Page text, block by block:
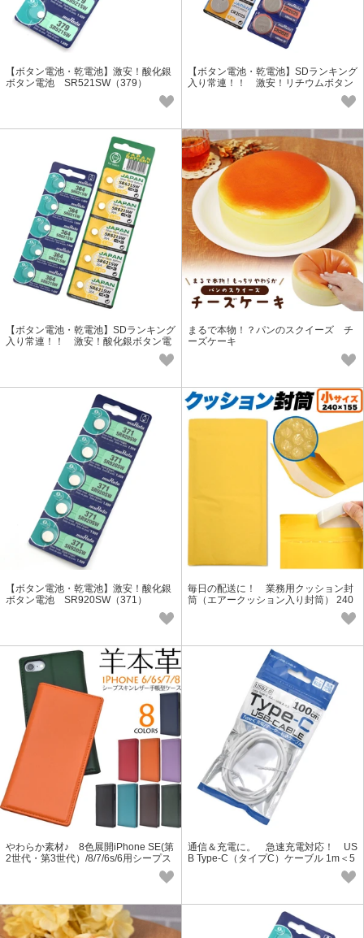
【ボタン電池・乾電池】激安！酸化銀
ボタン電池 SR521SW（379）
【ボタン電池・乾電池】SDランキング
入り常連！！ 激安！リチウムボタン
【ボタン電池・乾電池】SDランキング
入り常連！！ 激安！酸化銀ボタン電
まるで本物！？パンのスクイーズ チ
ーズケーキ
【ボタン電池・乾電池】激安！酸化銀
ボタン電池 SR920SW（371）
毎日の配送に！ 業務用クッション封
筒（エアークッション入り封筒） 240
やわらか素材♪ 8色展開iPhone SE(第
2世代・第3世代）/8/7/6s/6用シープス
通信＆充電に。 急速充電対応！ US
B Type-C（タイプC）ケーブル 1m＜5